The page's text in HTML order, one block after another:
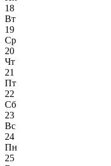
18
Вт
19
Ср
20
Чт
21
Пт
22
Сб
23
Вс
24
Пн
25